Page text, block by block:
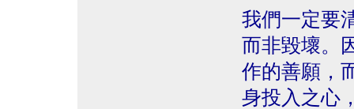
我們一定要
而非毀壞。
作的善願，
身投入之心